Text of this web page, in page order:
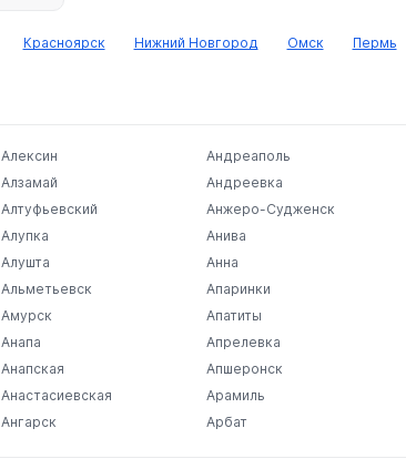
Красноярск Нижний Новгород Омск Пермь
Алексин
Алзамай
Алтуфьевский
Алупка
Алушта
Альметьевск
Амурск
Анапа
Анапская
Анастасиевская
Ангарск
Андреаполь
Андреевка
Анжеро-Судженск
Анива
Анна
Апаринки
Апатиты
Апрелевка
Апшеронск
Арамиль
Арбат